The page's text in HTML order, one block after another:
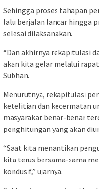
Sehingga proses tahapan
lalu berjalan lancar hingga
selesai dilaksanakan.
“Dan akhirnya rekapitulasi
akan kita gelar melalui
Subhan.
Menurutnya, rekapitulasi
ketelitian dan kecermatan
masyarakat benar-benar
penghitungan yang akan
“Saat kita menantikan
kita terus bersama-sama
kondusif,” ujarnya.